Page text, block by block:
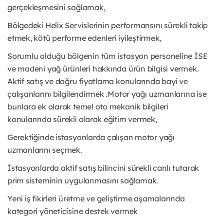
gerçekleşmesini sağlamak,
Bölgedeki Helix Servislerinin performansını sürekli takip
etmek, kötü performe edenleri iyileştirmek,
Sorumlu olduğu bölgenin tüm istasyon personeline İSE
ve madeni yağ ürünleri hakkında ürün bilgisi vermek.
Aktif satış ve doğru fiyatlama konularında bayi ve
çalışanlarını bilgilendirmek .Motor yağı uzmanlarına ise
bunlara ek olarak temel oto mekanik bilgileri
konularında sürekli olarak eğitim vermek,
Gerektiğinde istasyonlarda çalışan motor yağı
uzmanlarını seçmek.
İstasyonlarda aktif satış bilincini sürekli canlı tutarak
prim sisteminin uygulanmasını sağlamak.
Yeni iş fikirleri üretme ve geliştirme aşamalarında
kategori yöneticisine destek vermek